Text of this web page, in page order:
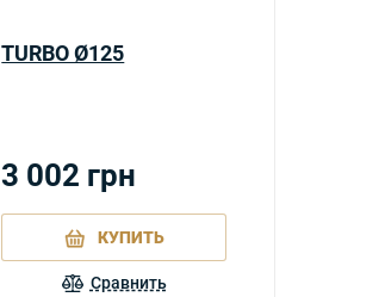
TURBO Ø125
3 002 грн
КУПИТЬ
Сравнить